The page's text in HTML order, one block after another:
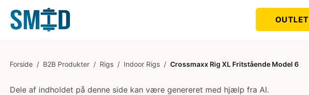
OUTLET
Forside / B2B Produkter / Rigs / Indoor Rigs / Crossmaxx Rig XL Fritstående Model 6
Dele af indholdet på denne side kan være genereret med hjælp fra AI.